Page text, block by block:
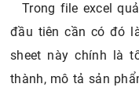
Trong file excel
đầu tiên cần có đó
sheet này chính là
thành, mô tả sản